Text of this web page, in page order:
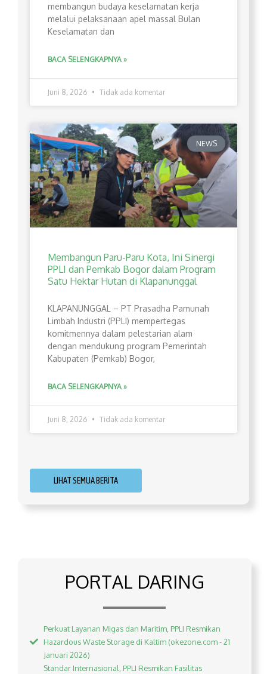
membangun budaya keselamatan kerja
melalui pelaksanaan apel massal Bulan
Keselamatan dan
BACA SELENGKAPNYA »
Juni 8, 2026 Tidak ada komentar
NEWS
Membangun Paru-Paru Kota, Ini Sinergi
PPLI dan Pemkab Bogor dalam Program
Satu Hektar Hutan di Klapanunggal
​KLAPANUNGGAL – PT Prasadha Pamunah
Limbah Industri (PPLI) mempertegas
komitmennya dalam pelestarian alam
dengan mendukung program Pemerintah
Kabupaten (Pemkab) Bogor,
BACA SELENGKAPNYA »
Juni 8, 2026 Tidak ada komentar
LIHAT SEMUA BERITA
PORTAL DARING
Perkuat Layanan Migas dan Maritim, PPLI Resmikan
Hazardous Waste Storage di Kaltim (okezone.com - 21
Januari 2026)
Standar Internasional, PPLI Resmikan Fasilitas